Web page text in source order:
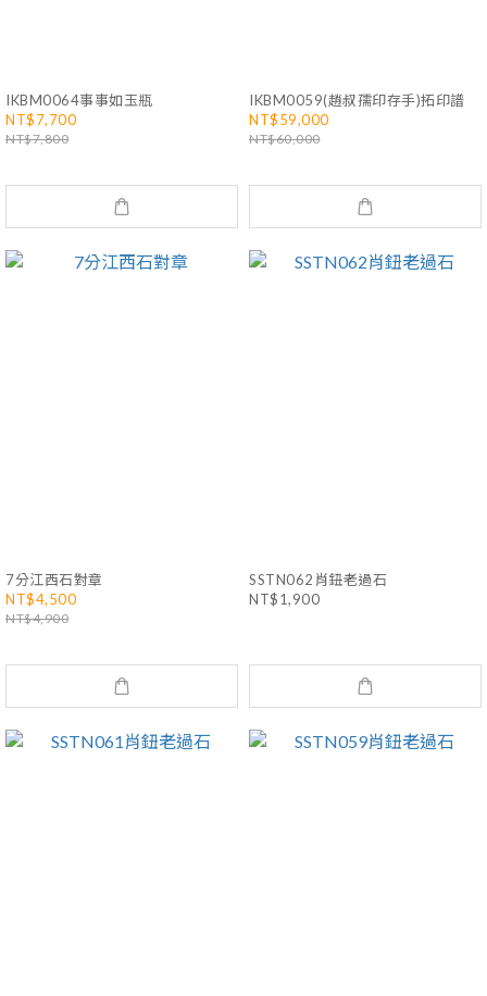
IKBM0064事事如玉瓶
NT$7,700
NT$7,800
IKBM0059(趙叔孺印存手)拓印譜
NT$59,000
NT$60,000
7分江西石對章
NT$4,500
NT$4,900
SSTN062肖鈕老過石
NT$1,900